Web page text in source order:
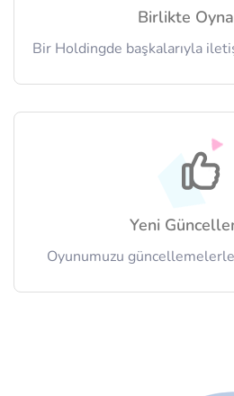
Birlikte
Bir Holdingde başkalarıyla
Yeni
Oyunumuzu